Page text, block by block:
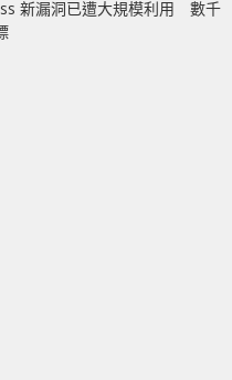
新漏洞已遭大規模利用 數千